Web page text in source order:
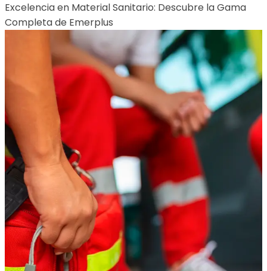
Excelencia en Material Sanitario: Descubre la Gama
Completa de Emerplus